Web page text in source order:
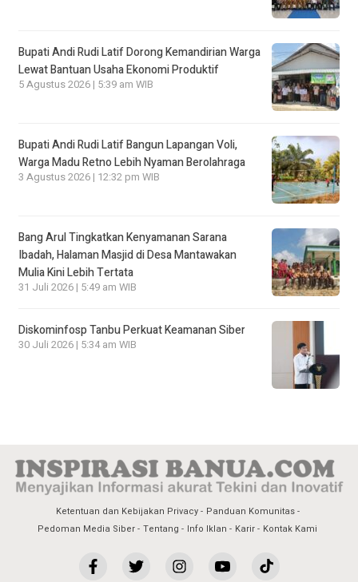
Bupati Andi Rudi Latif Dorong Kemandirian Warga
Lewat Bantuan Usaha Ekonomi Produktif
5 Agustus 2026 | 5:39 am WIB
Bupati Andi Rudi Latif Bangun Lapangan Voli,
Warga Madu Retno Lebih Nyaman Berolahraga
3 Agustus 2026 | 12:32 pm WIB
Bang Arul Tingkatkan Kenyamanan Sarana
Ibadah, Halaman Masjid di Desa Mantawakan
Mulia Kini Lebih Tertata
31 Juli 2026 | 5:49 am WIB
Diskominfosp Tanbu Perkuat Keamanan Siber
30 Juli 2026 | 5:34 am WIB
Ketentuan dan Kebijakan Privacy
Panduan Komunitas
Pedoman Media Siber Tentang Info Iklan Karir Kontak Kami